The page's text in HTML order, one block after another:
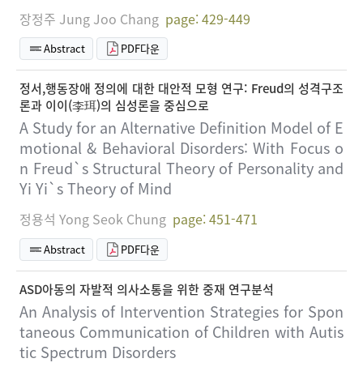
장정주 Jung Joo Chang page: 429-449
Abstract PDF다운
정서,행동장애 정의에 대한 대안적 모형 연구: Freud의 성격구조
론과 이이(李珥)의 심성론을 중심으로
A Study for an Alternative Definition Model of E
motional & Behavioral Disorders: With Focus o
n Freud`s Structural Theory of Personality and
Yi Yi`s Theory of Mind
정용석 Yong Seok Chung page: 451-471
Abstract PDF다운
ASD아동의 자발적 의사소통을 위한 중재 연구분석
An Analysis of Intervention Strategies for Spon
taneous Communication of Children with Autis
tic Spectrum Disorders